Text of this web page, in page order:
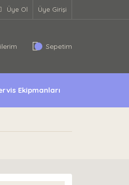
Üye Ol Üye Girişi
Sepetim
Ekipmanları